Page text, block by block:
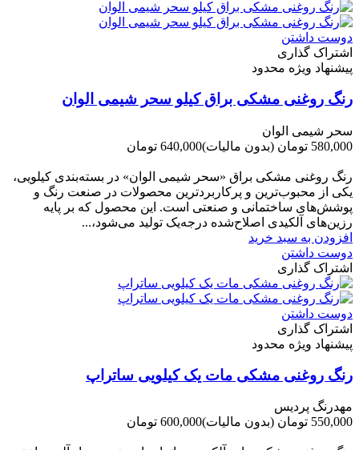
دوست داشتن
اشتراک گذاری
پیشنهاد ویژه محدود
رنگ روغنی مشکی براق کیلو سحر شیمی الوان
سحر شیمی الوان
580,000 تومان
(بدون مالیات)640,000 تومان
رنگ روغنی مشکی براق «سحر شیمی الوان» در بسته‌بندی کیلویی،
یکی از محبوب‌ترین و پرکاربردترین محصولات در صنعت رنگ و
پوشش‌های ساختمانی و صنعتی است. این محصول که بر پایه
رزین‌های آلکیدی اصلاح‌شده درجه‌یک تولید می‌شود،...
افزودن به سبد خرید
دوست داشتن
اشتراک گذاری
دوست داشتن
اشتراک گذاری
پیشنهاد ویژه محدود
رنگ روغنی مشکی مات یک کیلویی ساتراپ
مهدرنگ پردیس
550,000 تومان
(بدون مالیات)600,000 تومان